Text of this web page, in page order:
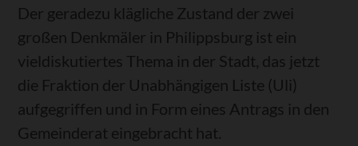
Der geradezu klägliche Zustand der zwei
großen Denkmäler in Philippsburg ist ein
vieldiskutiertes Thema in der Stadt, das jetzt
die Fraktion der Unabhängigen Liste (Uli)
aufgegriffen und in Form eines Antrags in den
Gemeinderat eingebracht hat.